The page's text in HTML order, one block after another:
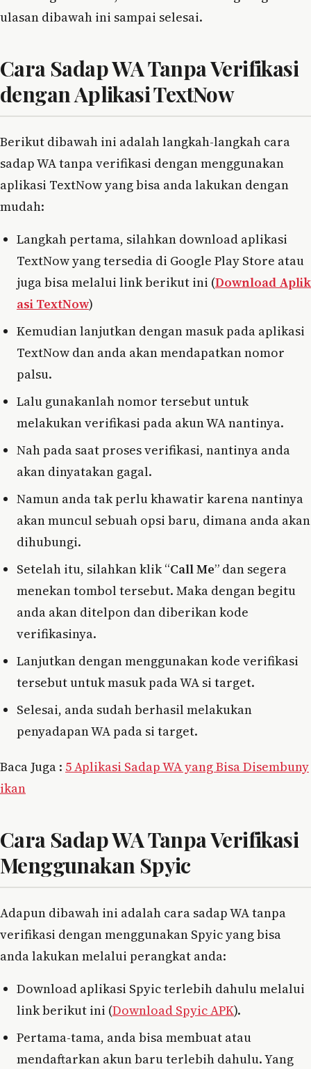
ulasan dibawah ini sampai selesai.
Cara Sadap WA Tanpa Verifikasi
dengan Aplikasi TextNow
Berikut dibawah ini adalah langkah-langkah cara
sadap WA tanpa verifikasi dengan menggunakan
aplikasi TextNow yang bisa anda lakukan dengan
mudah:
Langkah pertama, silahkan download aplikasi
TextNow yang tersedia di Google Play Store atau
juga bisa melalui link berikut ini (Download Aplik
asi TextNow)
Kemudian lanjutkan dengan masuk pada aplikasi
TextNow dan anda akan mendapatkan nomor
palsu.
Lalu gunakanlah nomor tersebut untuk
melakukan verifikasi pada akun WA nantinya.
Nah pada saat proses verifikasi, nantinya anda
akan dinyatakan gagal.
Namun anda tak perlu khawatir karena nantinya
akan muncul sebuah opsi baru, dimana anda akan
dihubungi.
Setelah itu, silahkan klik “Call Me” dan segera
menekan tombol tersebut. Maka dengan begitu
anda akan ditelpon dan diberikan kode
verifikasinya.
Lanjutkan dengan menggunakan kode verifikasi
tersebut untuk masuk pada WA si target.
Selesai, anda sudah berhasil melakukan
penyadapan WA pada si target.
Baca Juga : 5 Aplikasi Sadap WA yang Bisa Disembuny
ikan
Cara Sadap WA Tanpa Verifikasi
Menggunakan Spyic
Adapun dibawah ini adalah cara sadap WA tanpa
verifikasi dengan menggunakan Spyic yang bisa
anda lakukan melalui perangkat anda:
Download aplikasi Spyic terlebih dahulu melalui
link berikut ini (Download Spyic APK).
Pertama-tama, anda bisa membuat atau
mendaftarkan akun baru terlebih dahulu. Yang